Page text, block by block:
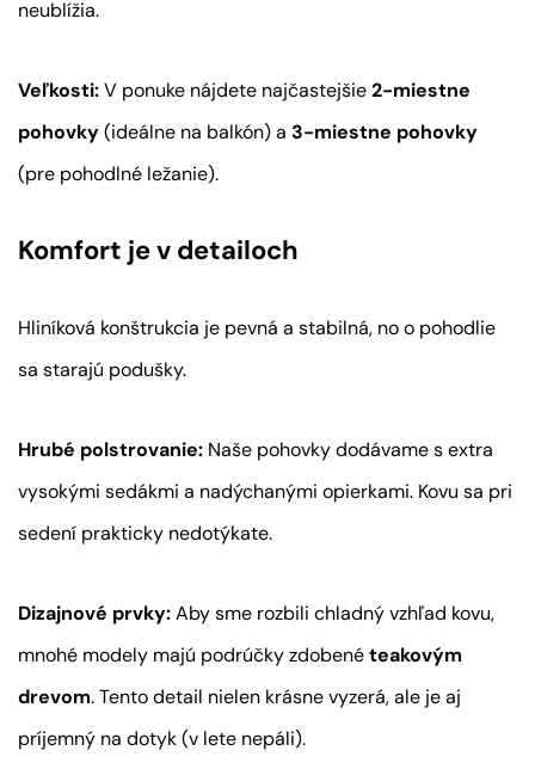
neublížia.
Veľkosti:V ponuke nájdete najčastejšie2-miestne
pohovky(ideálne na balkón) a 3-miestne pohovky
(pre pohodlné ležanie).
Komfort je v detailoch
Hliníková konštrukcia je pevná a stabilná, no o pohodlie
sa starajú podušky.
Hrubé polstrovanie: Naše pohovky dodávame s extra
vysokými sedákmi a nadýchanými opierkami. Kovu sa pri
sedení prakticky nedotýkate.
Dizajnové prvky:Aby sme rozbili chladný vzhľad kovu,
mnohé modely majú podrúčky zdobenéteakovým
drevom. Tento detail nielen krásne vyzerá, ale je aj
príjemný na dotyk (v lete nepáli).